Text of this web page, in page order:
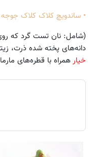
• ساندویچ کلاک کلاک جوجه
(شامل: نان تست گرد که
دانه‌های پخته شده ذرت،
خیارهمراه با قطره‌های